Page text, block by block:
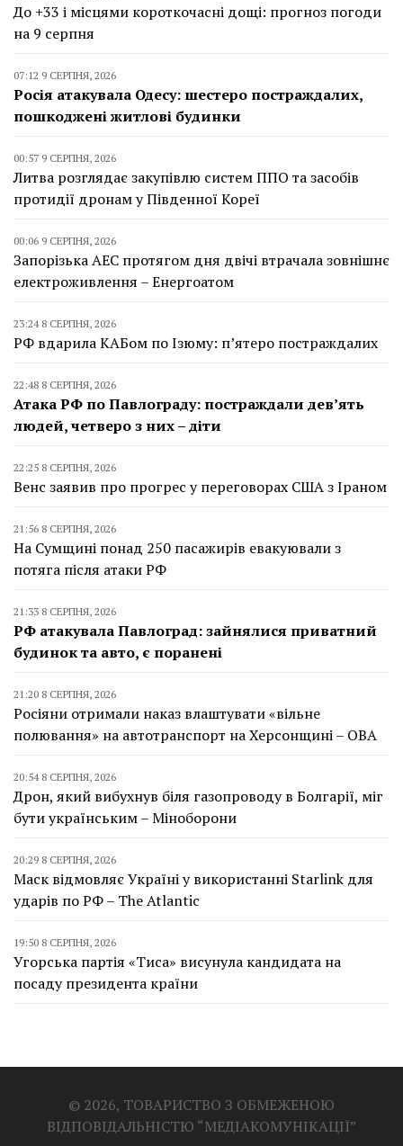
До +33 і місцями короткочасні дощі: прогноз погоди
на 9 серпня
07:12 9 СЕРПНЯ, 2026
Росія атакувала Одесу: шестеро постраждалих,
пошкоджені житлові будинки
00:57 9 СЕРПНЯ, 2026
Литва розглядає закупівлю систем ППО та засобів
протидії дронам у Південної Кореї
00:06 9 СЕРПНЯ, 2026
Запорізька АЕС протягом дня двічі втрачала зовнішнє
електроживлення – Енергоатом
23:24 8 СЕРПНЯ, 2026
РФ вдарила КАБом по Ізюму: п’ятеро постраждалих
22:48 8 СЕРПНЯ, 2026
Атака РФ по Павлограду: постраждали дев’ять
людей, четверо з них – діти
22:25 8 СЕРПНЯ, 2026
Венс заявив про прогрес у переговорах США з Іраном
21:56 8 СЕРПНЯ, 2026
На Сумщині понад 250 пасажирів евакуювали з
потяга після атаки РФ
21:33 8 СЕРПНЯ, 2026
РФ атакувала Павлоград: зайнялися приватний
будинок та авто, є поранені
21:20 8 СЕРПНЯ, 2026
Росіяни отримали наказ влаштувати «вільне
полювання» на автотранспорт на Херсонщині – ОВА
20:54 8 СЕРПНЯ, 2026
Дрон, який вибухнув біля газопроводу в Болгарії, міг
бути українським – Міноборони
20:29 8 СЕРПНЯ, 2026
Маск відмовляє Україні у використанні Starlink для
ударів по РФ – The Atlantic
19:50 8 СЕРПНЯ, 2026
Угорська партія «Тиса» висунула кандидата на
посаду президента країни
© 2026, ТОВАРИСТВО З ОБМЕЖЕНОЮ
ВІДПОВІДАЛЬНІСТЮ “МЕДІАКОМУНІКАЦІЇ”